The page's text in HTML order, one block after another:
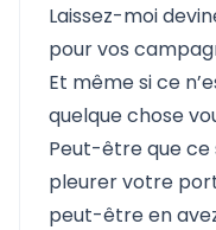
Laissez-moi
pour vos
Et même si ce
quelque chose
Peut-être que ce
pleurer votre
peut-être en